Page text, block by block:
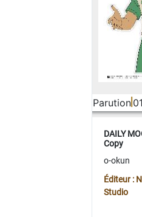
Parution
DAILY
Copy
o-okun
Éditeur :
Studio